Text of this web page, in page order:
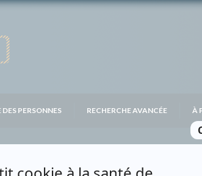
DES PERSONNES RECHERCHE AVANCÉE À